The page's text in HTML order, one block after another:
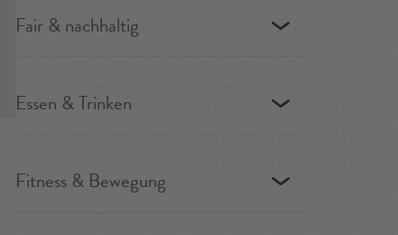
Fair & nachhaltig
Essen & Trinken
Fitness & Bewegung